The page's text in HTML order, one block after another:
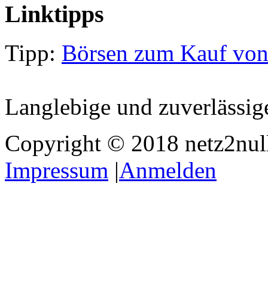
Linktipps
Tipp: Börsen zum Kauf
Langlebige und
Copyright © 2018
Impressum |Anmelden